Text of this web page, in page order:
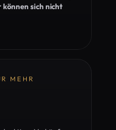
können sich nicht
MEHR